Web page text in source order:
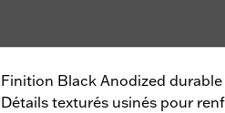
Finition Black Anodized durable
Détails texturés usinés pour